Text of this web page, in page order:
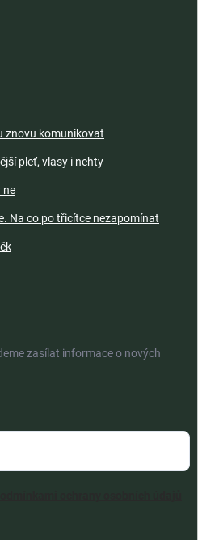
znovu komunikovat
pleť, vlasy i nehty
ne
Na co po třicítce nezapomínat
zasílat informace o nových